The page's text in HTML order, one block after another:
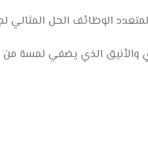
الوظائف الحل المثالي
الذي يضفي لمسة من